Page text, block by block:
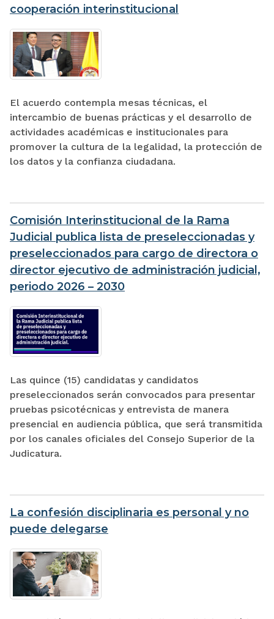
cooperación interinstitucional
El acuerdo contempla mesas técnicas, el
intercambio de buenas prácticas y el desarrollo de
actividades académicas e institucionales para
promover la cultura de la legalidad, la protección de
los datos y la confianza ciudadana.
Comisión Interinstitucional de la Rama
Judicial publica lista de preseleccionadas y
preseleccionados para cargo de directora o
director ejecutivo de administración judicial,
periodo 2026 – 2030
Las quince (15) candidatas y candidatos
preseleccionados serán convocados para presentar
pruebas psicotécnicas y entrevista de manera
presencial en audiencia pública, que será transmitida
por los canales oficiales del Consejo Superior de la
Judicatura.
La confesión disciplinaria es personal y no
puede delegarse